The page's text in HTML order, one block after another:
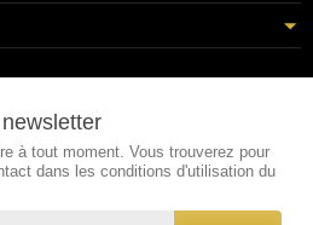
à tout moment. Vous trouverez pour
dans les conditions d'utilisation du